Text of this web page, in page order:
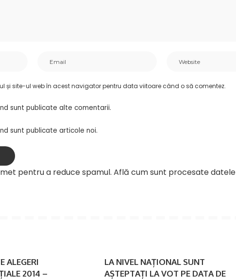
și site-ul web în acest navigator pentru data viitoare când o să comentez.
sunt publicate alte comentarii.
sunt publicate articole noi.
pentru a reduce spamul. Află cum sunt procesate datele
ALEGERI
2014 –
LA NIVEL NAȚIONAL SUNT
AȘTEPTAȚI LA VOT PE DATA DE